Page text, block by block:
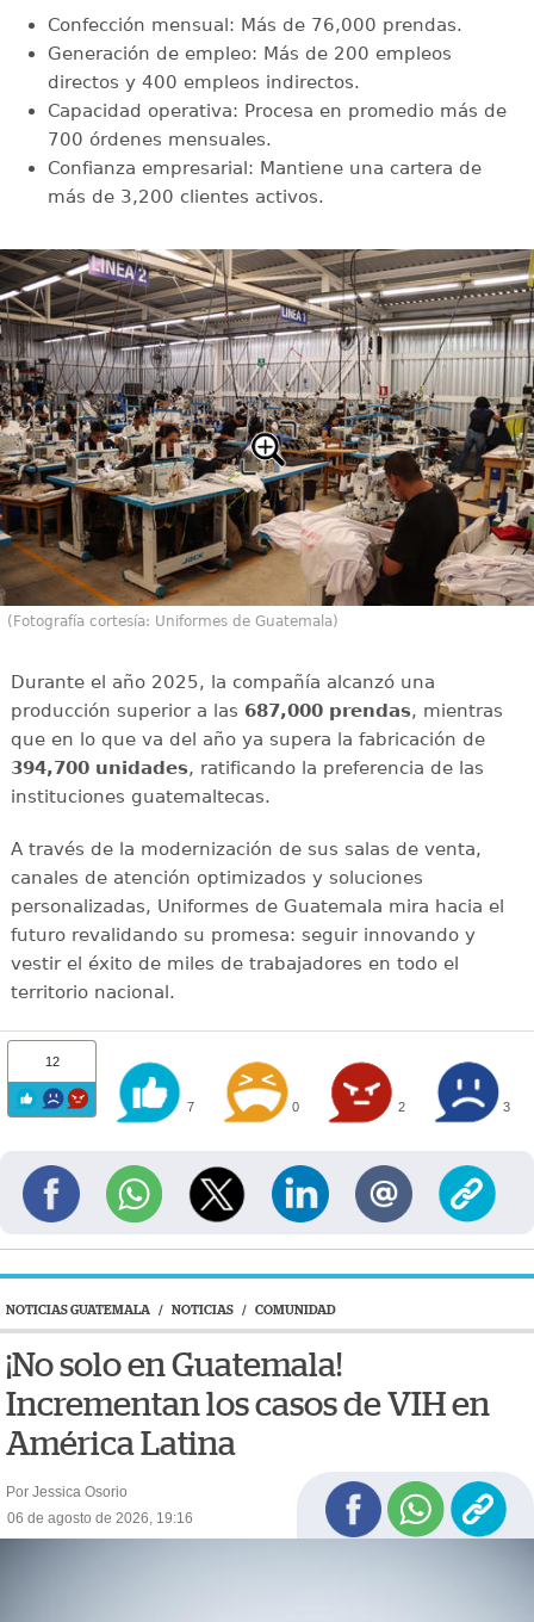
Confección mensual: Más de 76,000 prendas.
Generación de empleo: Más de 200 empleos
directos y 400 empleos indirectos.
Capacidad operativa: Procesa en promedio más de
700 órdenes mensuales.
Confianza empresarial: Mantiene una cartera de
más de 3,200 clientes activos.
(Fotografía cortesía: Uniformes de Guatemala)
Durante el año 2025, la compañía alcanzó una
producción superior a las 687,000 prendas, mientras
que en lo que va del año ya supera la fabricación de
394,700 unidades, ratificando la preferencia de las
instituciones guatemaltecas.
A través de la modernización de sus salas de venta,
canales de atención optimizados y soluciones
personalizadas, Uniformes de Guatemala mira hacia el
futuro revalidando su promesa: seguir innovando y
vestir el éxito de miles de trabajadores en todo el
territorio nacional.
12
7 0 2 3
NOTICIAS GUATEMALA / NOTICIAS / COMUNIDAD
¡No solo en Guatemala!
Incrementan los casos de VIH en
América Latina
Por Jessica Osorio
06 de agosto de 2026, 19:16